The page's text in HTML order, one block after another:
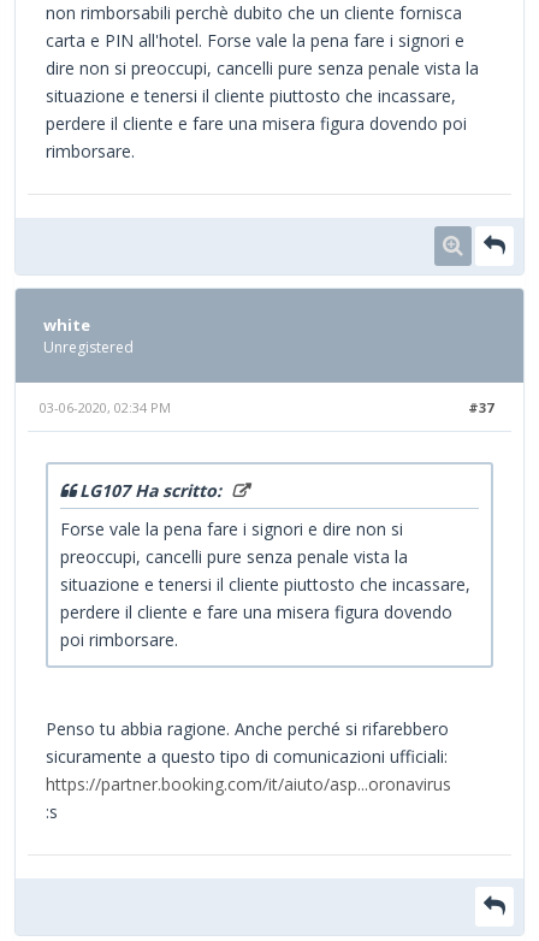
non rimborsabili perchè dubito che un cliente fornisca
carta e PIN all'hotel. Forse vale la pena fare i signori e
dire non si preoccupi, cancelli pure senza penale vista la
situazione e tenersi il cliente piuttosto che incassare,
perdere il cliente e fare una misera figura dovendo poi
rimborsare.
white
Unregistered
#37
03-06-2020, 02:34 PM
LG107 Ha scritto:
Forse vale la pena fare i signori e dire non si
preoccupi, cancelli pure senza penale vista la
situazione e tenersi il cliente piuttosto che incassare,
perdere il cliente e fare una misera figura dovendo
poi rimborsare.
Penso tu abbia ragione. Anche perché si rifarebbero
sicuramente a questo tipo di comunicazioni ufficiali:
https://partner.booking.com/it/aiuto/asp...oronavirus
:s